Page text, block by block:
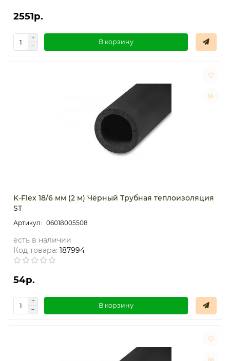
Термостаты капиллярные
Термостаты накладные
2551р.
В корзину
K-Flex 18/6 мм (2 м) Чёрный Трубная теплоизоляция
ST
06018005508
есть в наличии
Код товара: 187994
54р.
В корзину